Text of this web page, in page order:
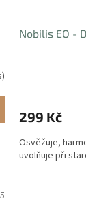
Nobilis EO -
299 Kč
Osvěžuje,
uvolňuje při